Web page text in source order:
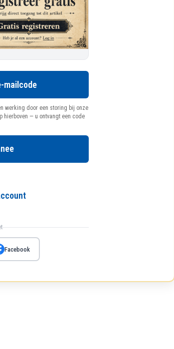
mailcode
werking door een storing bij onze
hierboven — u ontvangt een code
Facebook